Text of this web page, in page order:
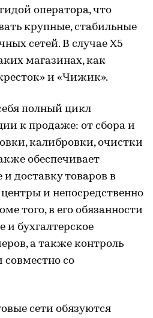
оператора, что
крупные, стабильные
сетей. В случае X5
магазинах, как
и «Чижик».
полный цикл
к продаже: от сбора и
калибровки, очистки
обеспечивает
доставку товаров в
и непосредственно
того, в его обязанности
и бухгалтерское
а также контроль
совместно со
сети обязуются